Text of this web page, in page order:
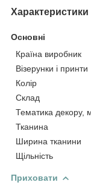
Характеристики
Основні
Країна виробник
Візерунки і принти
Колір
Склад
Тематика декору,
Тканина
Ширина тканини
Щільність
Приховати